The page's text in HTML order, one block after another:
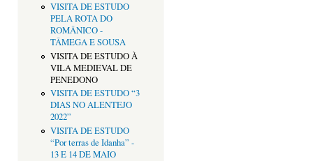
VISITA DE ESTUDO
PELA ROTA DO
ROMÂNICO -
TÂMEGA E SOUSA
VISITA DE ESTUDO À
VILA MEDIEVAL DE
PENEDONO
VISITA DE ESTUDO “3
DIAS NO ALENTEJO
2022”
VISITA DE ESTUDO
“Por terras de Idanha” -
13 E 14 DE MAIO